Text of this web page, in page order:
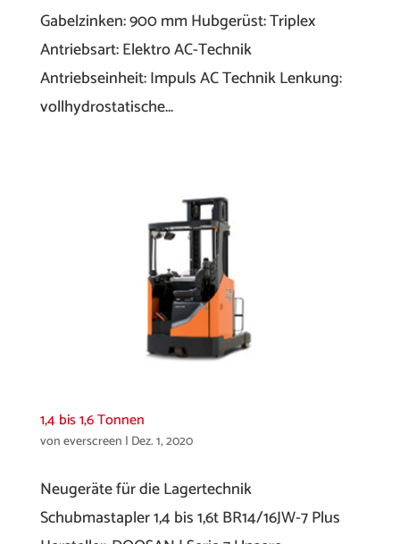
Gabelzinken: 900 mm Hubgerüst: Triplex
Antriebsart: Elektro AC-Technik
Antriebseinheit: Impuls AC Technik Lenkung:
vollhydrostatische...
1,4 bis 1,6 Tonnen
voneverscreen | Dez. 1, 2020
Neugeräte für die Lagertechnik
Schubmastapler 1,4 bis 1,6t BR14/16JW-7 Plus